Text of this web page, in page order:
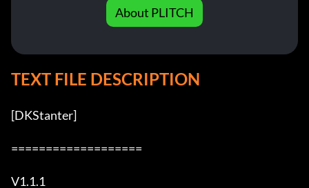
About PLITCH
TEXT FILE DESCRIPTION
[DKStanter]
===================
V1.1.1